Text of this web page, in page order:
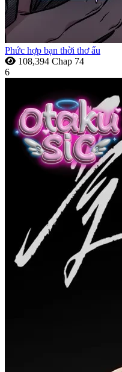
Phức hợp bạn thời thơ ấu
108,394 Chap 74
6